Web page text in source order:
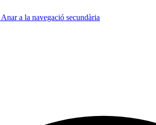
Anar a la navegació secundària